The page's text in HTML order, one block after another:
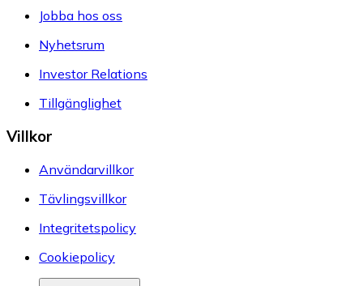
Jobba hos oss
Nyhetsrum
Investor Relations
Tillgänglighet
Villkor
Användarvillkor
Tävlingsvillkor
Integritetspolicy
Cookiepolicy